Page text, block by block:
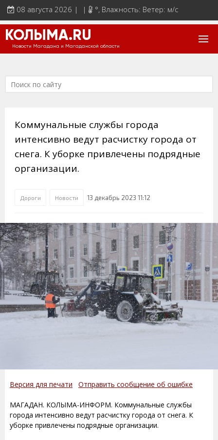
08 августа 2026 | | °, Влажность: Ветер: м/с
КОЛЫМА.RU
Новости Магадана и Магаданской области
Коммунальные службы города
интенсивно ведут расчистку города от
снега. К уборке привлечены подрядные
организации.
Дороги Новости 13 декабрь 2023 11:12
Версия для печати Отправить сообщение об ошибке
МАГАДАН. КОЛЫМА-ИНФОРМ. Коммунальные службы
города интенсивно ведут расчистку города от снега. К
уборке привлечены подрядные организации.